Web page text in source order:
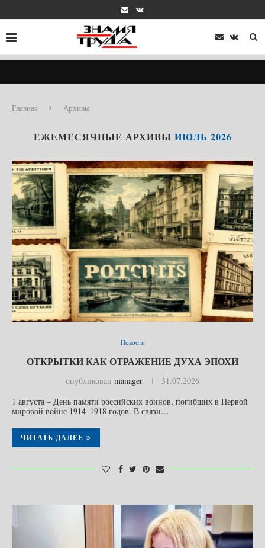
Главная Архивы
ЕЖЕМЕСЯЧНЫЕ АРХИВЫ ИЮЛЬ 2026
Новости
ОТКРЫТКИ КАК ОТРАЖЕНИЕ ДУХА ЭПОХИ
опубликован manager
31.07.2026
1 августа – День памяти российских воинов, погибших в Первой
мировой войне 1914–1918 годов. В связи…
ЧИТАТЬ ДАЛЕЕ